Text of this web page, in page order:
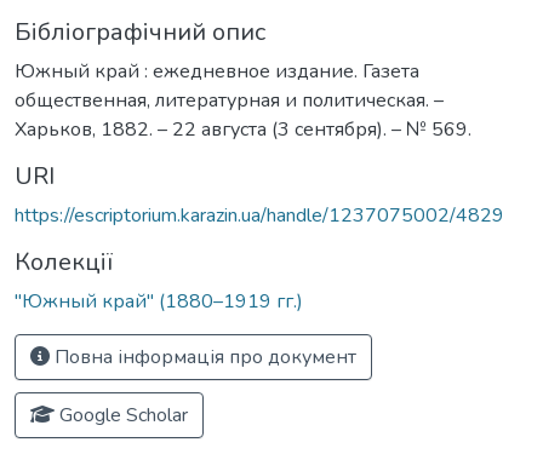
Бібліографічний опис
Южный край : ежедневное издание. Газета
общественная, литературная и политическая. –
Харьков, 1882. – 22 августа (3 сентября). – № 569.
URI
https://escriptorium.karazin.ua/handle/1237075002/4829
Колекції
"Южный край" (1880–1919 гг.)
Повна інформація про документ
Google Scholar